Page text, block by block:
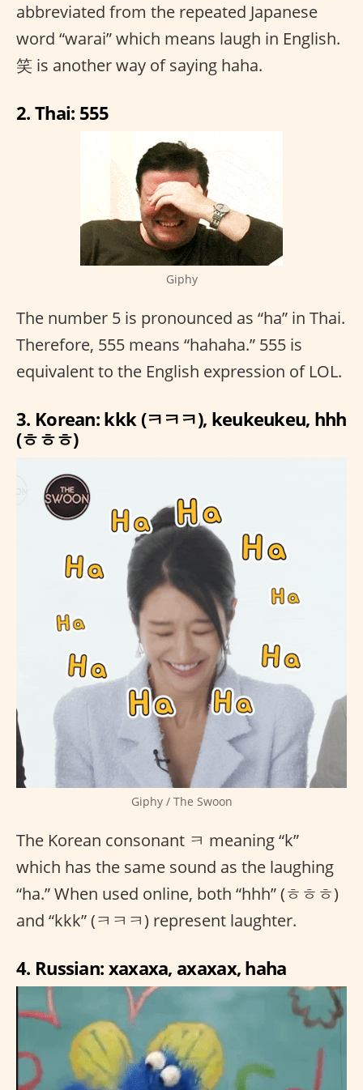
abbreviated from the repeated Japanese
word “warai” which means laugh in English.
笑 is another way of saying haha.
2. Thai: 555
Giphy
The number 5 is pronounced as “ha” in Thai.
Therefore, 555 means “hahaha.” 555 is
equivalent to the English expression of LOL.
3. Korean: kkk (ㅋㅋㅋ), keukeukeu, hhh
(ㅎㅎㅎ)
Giphy / The Swoon
The Korean consonant ㅋ meaning “k”
which has the same sound as the laughing
“ha.” When used online, both “hhh” (ㅎㅎㅎ)
and “kkk” (ㅋㅋㅋ) represent laughter.
4. Russian: xaxaxa, axaxax, haha